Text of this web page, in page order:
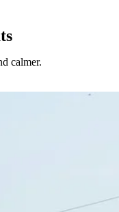
calmer.